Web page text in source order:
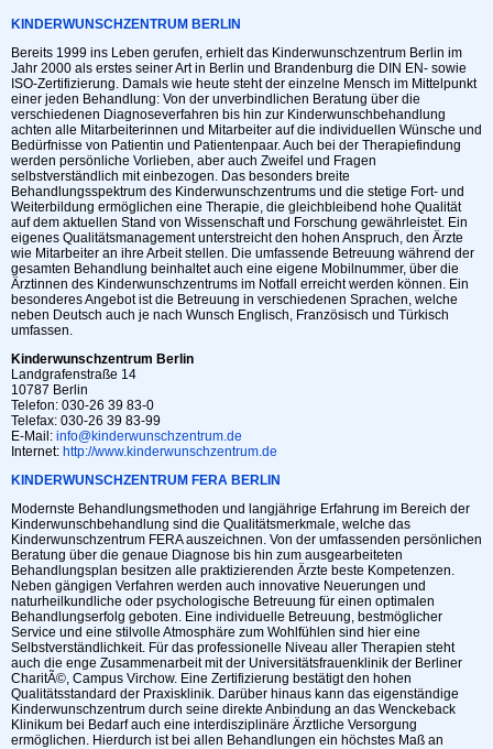
KINDERWUNSCHZENTRUM BERLIN
Bereits 1999 ins Leben gerufen, erhielt das Kinderwunschzentrum Berlin im
Jahr 2000 als erstes seiner Art in Berlin und Brandenburg die DIN EN- sowie
ISO-Zertifizierung. Damals wie heute steht der einzelne Mensch im Mittelpunkt
einer jeden Behandlung: Von der unverbindlichen Beratung über die
verschiedenen Diagnoseverfahren bis hin zur Kinderwunschbehandlung
achten alle Mitarbeiterinnen und Mitarbeiter auf die individuellen Wünsche und
Bedürfnisse von Patientin und Patientenpaar. Auch bei der Therapiefindung
werden persönliche Vorlieben, aber auch Zweifel und Fragen
selbstverständlich mit einbezogen. Das besonders breite
Behandlungsspektrum des Kinderwunschzentrums und die stetige Fort- und
Weiterbildung ermöglichen eine Therapie, die gleichbleibend hohe Qualität
auf dem aktuellen Stand von Wissenschaft und Forschung gewährleistet. Ein
eigenes Qualitätsmanagement unterstreicht den hohen Anspruch, den Ärzte
wie Mitarbeiter an ihre Arbeit stellen. Die umfassende Betreuung während der
gesamten Behandlung beinhaltet auch eine eigene Mobilnummer, über die
Ärztinnen des Kinderwunschzentrums im Notfall erreicht werden können. Ein
besonderes Angebot ist die Betreuung in verschiedenen Sprachen, welche
neben Deutsch auch je nach Wunsch Englisch, Französisch und Türkisch
umfassen.
Kinderwunschzentrum Berlin
Landgrafenstraße 14
10787 Berlin
Telefon: 030-26 39 83-0
Telefax: 030-26 39 83-99
E-Mail: info@kinderwunschzentrum.de
Internet: http://www.kinderwunschzentrum.de
KINDERWUNSCHZENTRUM FERA BERLIN
Modernste Behandlungsmethoden und langjährige Erfahrung im Bereich der
Kinderwunschbehandlung sind die Qualitätsmerkmale, welche das
Kinderwunschzentrum FERA auszeichnen. Von der umfassenden persönlichen
Beratung über die genaue Diagnose bis hin zum ausgearbeiteten
Behandlungsplan besitzen alle praktizierenden Ärzte beste Kompetenzen.
Neben gängigen Verfahren werden auch innovative Neuerungen und
naturheilkundliche oder psychologische Betreuung für einen optimalen
Behandlungserfolg geboten. Eine individuelle Betreuung, bestmöglicher
Service und eine stilvolle Atmosphäre zum Wohlfühlen sind hier eine
Selbstverständlichkeit. Für das professionelle Niveau aller Therapien steht
auch die enge Zusammenarbeit mit der Universitätsfrauenklinik der Berliner
CharitÃ©, Campus Virchow. Eine Zertifizierung bestätigt den hohen
Qualitätsstandard der Praxisklinik. Darüber hinaus kann das eigenständige
Kinderwunschzentrum durch seine direkte Anbindung an das Wenckeback
Klinikum bei Bedarf auch eine interdisziplinäre Ärztliche Versorgung
ermöglichen. Hierdurch ist bei allen Behandlungen ein höchstes Maß an